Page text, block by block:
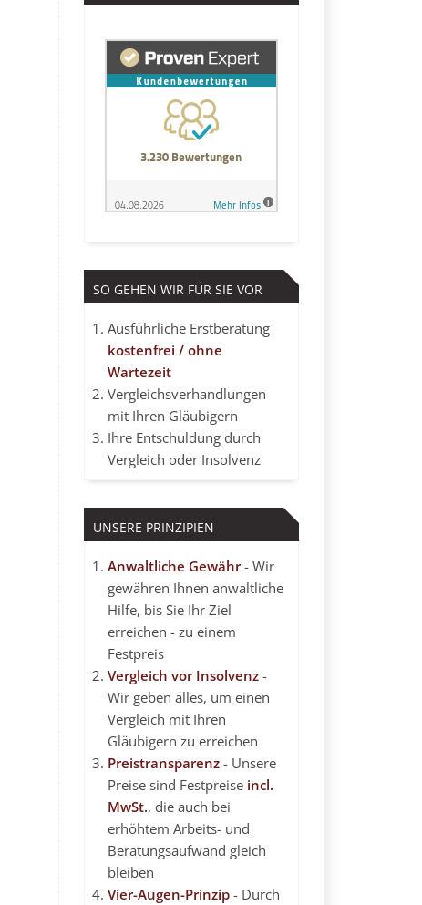
SO GEHEN WIR FÜR SIE VOR
Ausführliche Erstberatung
kostenfrei / ohne
Wartezeit
Vergleichsverhandlungen
mit Ihren Gläubigern
Ihre Entschuldung durch
Vergleich oder Insolvenz
UNSERE PRINZIPIEN
Anwaltliche Gewähr- Wir
gewähren Ihnen anwaltliche
Hilfe, bis Sie Ihr Ziel
erreichen - zu einem
Festpreis
Vergleich vor Insolvenz-
Wir geben alles, um einen
Vergleich mit Ihren
Gläubigern zu erreichen
Preistransparenz- Unsere
Preise sind Festpreise incl.
MwSt., die auch bei
erhöhtem Arbeits- und
Beratungsaufwand gleich
bleiben
Vier-Augen-Prinzip- Durch